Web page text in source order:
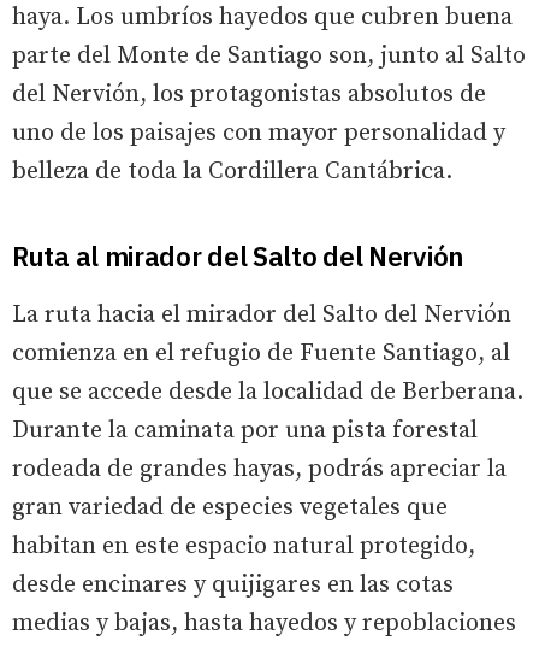
haya. Los umbríos hayedos que cubren buena
parte del Monte de Santiago son, junto al Salto
del Nervión, los protagonistas absolutos de
uno de los paisajes con mayor personalidad y
belleza de toda la Cordillera Cantábrica.
Ruta al mirador del Salto del Nervión
La ruta hacia el mirador del Salto del Nervión
comienza en el refugio de Fuente Santiago, al
que se accede desde la localidad de Berberana.
Durante la caminata por una pista forestal
rodeada de grandes hayas, podrás apreciar la
gran variedad de especies vegetales que
habitan en este espacio natural protegido,
desde encinares y quijigares en las cotas
medias y bajas, hasta hayedos y repoblaciones